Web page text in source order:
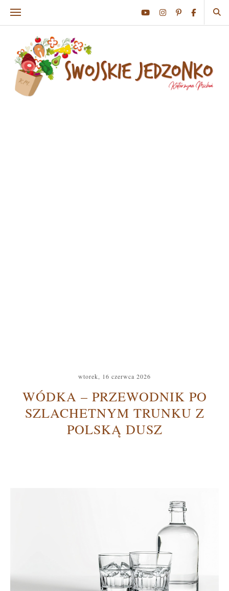
wtorek, 16 czerwca 2026
WÓDKA – PRZEWODNIK PO
SZLACHETNYM TRUNKU Z
POLSKĄ DUSZ